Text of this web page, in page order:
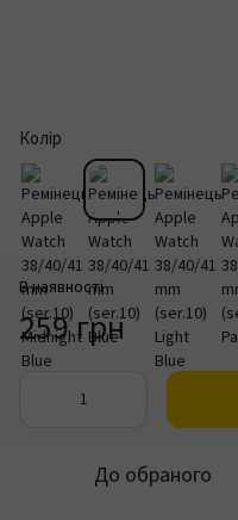
Колір
В наявності
259 грн
До обраного